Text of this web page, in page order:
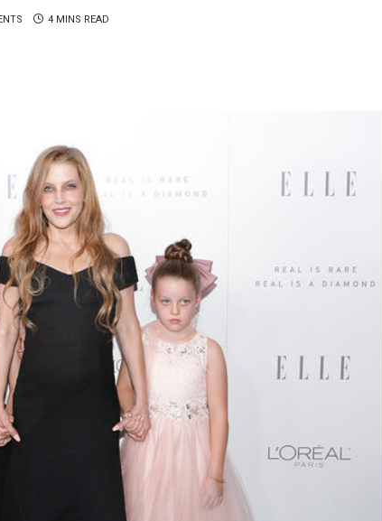
4 MINS READ